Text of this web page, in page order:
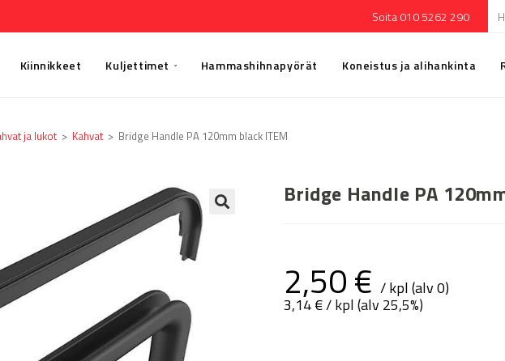
Soita 010 5262 290
Kiinnikkeet Kuljettimet Hammashihnapyörät Koneistus ja alihankinta
ja lukot > Kahvat > Bridge Handle PA 120mm black ITEM
Bridge Handle PA
2,50€ / kpl (alv 0)
3,14€/ kpl (alv 25,5%)